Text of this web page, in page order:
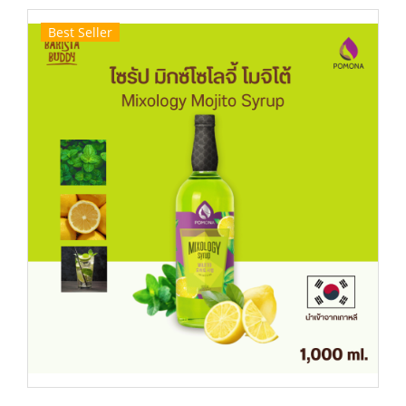
Best Seller